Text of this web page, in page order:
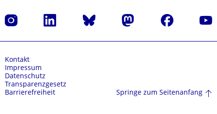
Instagram LinkedIn Bluesky Mastodon Facebook
Kontakt
Impressum
Datenschutz
Transparenzgesetz
Barrierefreiheit
Springe zum Seitenanfang